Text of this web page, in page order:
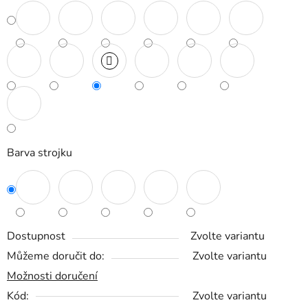
Barva strojku
Dostupnost
Zvolte variantu
Můžeme doručit do:
Zvolte variantu
Možnosti doručení
Kód:
Zvolte variantu